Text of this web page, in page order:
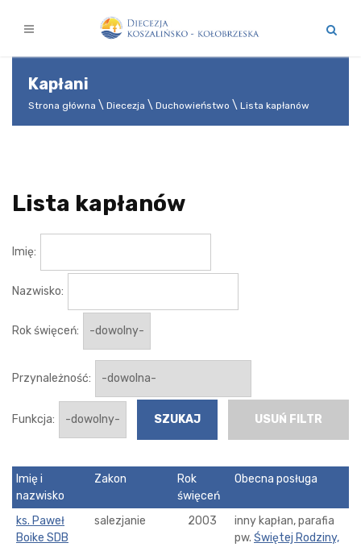
Kapłani
Strona główna Diecezja Duchowieństwo Lista kapłanów
Lista kapłanów
Imię:
Nazwisko:
Rok święceń:
Przynależność:
Funkcja: USUŃ FILTR
Imię i
nazwisko
Zakon
Rok
święceń
Obecna posługa
ks. Paweł
Boike SDB
salezjanie 2003
inny kapłan, parafia
pw. Świętej Rodziny,